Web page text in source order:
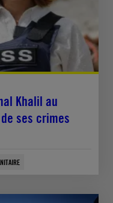
Khalil au
ses crimes